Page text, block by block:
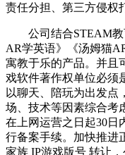
责任分担、第三方侵权
公司结合STEAM教
AR学英语》《汤姆猫
寓教于乐的产品。并且
戏软件著作权单位必须
以聊天、陪玩为出发点
场、技术等因素综合考
在上网运营之日起30日
行备案手续。加快推进
家族 IP游戏版号 转让